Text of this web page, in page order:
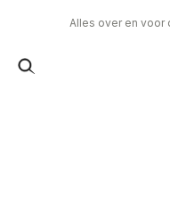
Alles over en voor